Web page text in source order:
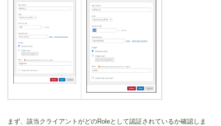
まず、該当クライアントがどのRoleとして認証されているか確認しま